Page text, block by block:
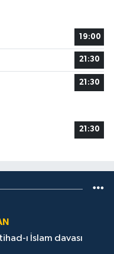
19:00
21:30
21:30
21:30
ı İslam davası